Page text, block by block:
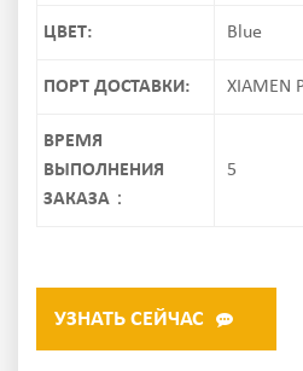
ЦВЕТ: Blue
ПОРТ ДОСТАВКИ: XIAMEN
ВРЕМЯ
ВЫПОЛНЕНИЯ
ЗАКАЗА：
5
УЗНАТЬ СЕЙЧАС